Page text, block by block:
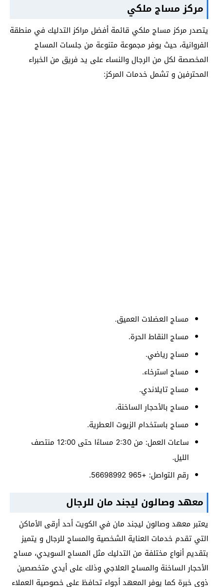
مركز مساج ملكي
يتصدر مركز مساج ملكي قائمة أفضل مراكز التدليك في منطقة
الفروانية، حيث يوفر مجموعة متنوعة من جلسات المساج
المخصصة لكل من الرجال والنساء على يد فريق من الخبراء
المحترفين و تشمل خدمات المركز:
مساج العضلات العميق.
مساج النقاط الحرة.
مساج رياضي.
مساج استرخاء.
مساج تايلاندي.
مساج بالأحجار الساخنة.
مساج باستخدام الزيوت العطرية.
ساعات العمل: من 2:30 مساءًا حتى 12:00 منتصف
الليل.
رقم التواصل: +965 56698992.
معهد وصالون ليجند مان للرجال
يعتبر معهد وصالون ليجند مان في الكويت أحد أرقى الأماكن
التي تقدم خدمات العناية الشخصية والمساج للرجال و يتميز
بتقديم أنواع مختلفة من التدليك مثل المساج السويدي، مساج
الأحجار الساخنة والمساج العلاجي وذلك على أيدي متخصصين
ذوي خبرة كما يوفر المعهد أجواء تحافظ على خصوصية العملاء